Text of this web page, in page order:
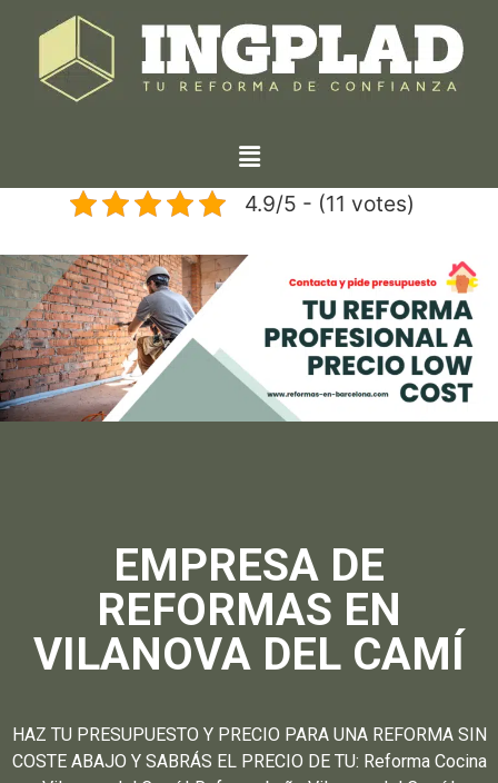
4.9/5 - (11 votes)
EMPRESA DE
REFORMAS EN
VILANOVA DEL CAMÍ
HAZ TU PRESUPUESTO Y PRECIO PARA UNA REFORMA SIN
COSTE ABAJO Y SABRÁS EL PRECIO DE TU: Reforma Cocina